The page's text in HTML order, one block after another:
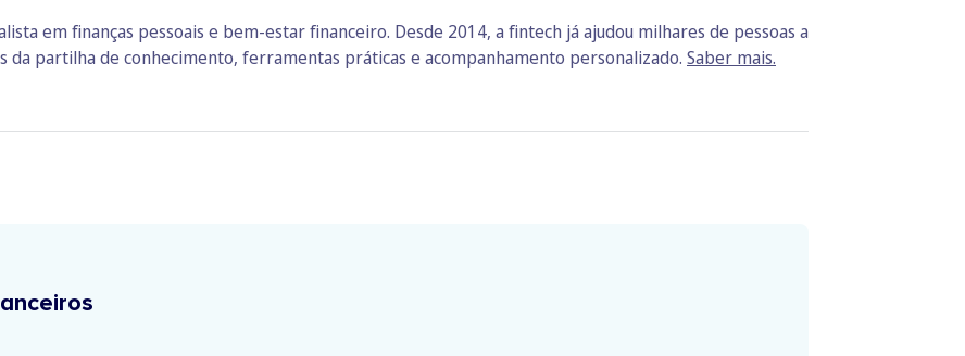
em finanças pessoais e bem‑estar financeiro. Desde 2014, a fintech já ajudou milhares de pessoas a
da partilha de conhecimento, ferramentas práticas e acompanhamento personalizado. Saber mais.